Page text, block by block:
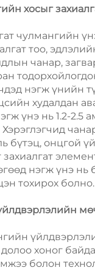
хосыг
чулмангийн
тоо,
чанар,
нэгж үнийн
худалдан
үнэ нь 1.2-2.5
бүтэц, онцгой
захиалгат
нэгж үнэ нь
тохирох болно.
хоног
болон